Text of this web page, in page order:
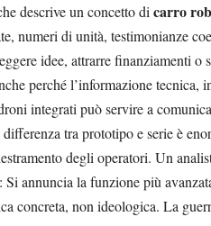
descrive un concetto di carro
numeri di unità, testimonianze
idee, attrarre finanziamenti
perché l’informazione tecnica,
integrati può servire a
tra prototipo e serie è
degli operatori. Un
annuncia la funzione più
concreta, non ideologica. La